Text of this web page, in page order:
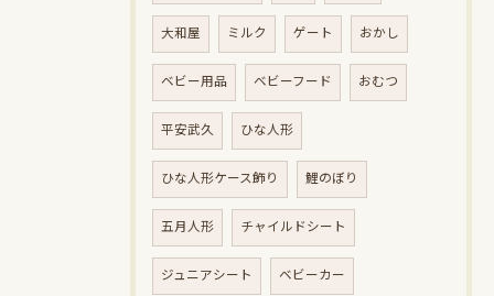
大和屋 ミルク ゲート おかし
ベビー用品 ベビーフード おむつ
平安武久 ひな人形
ひな人形ケース飾り 鯉のぼり
五月人形 チャイルドシート
ジュニアシート ベビーカー